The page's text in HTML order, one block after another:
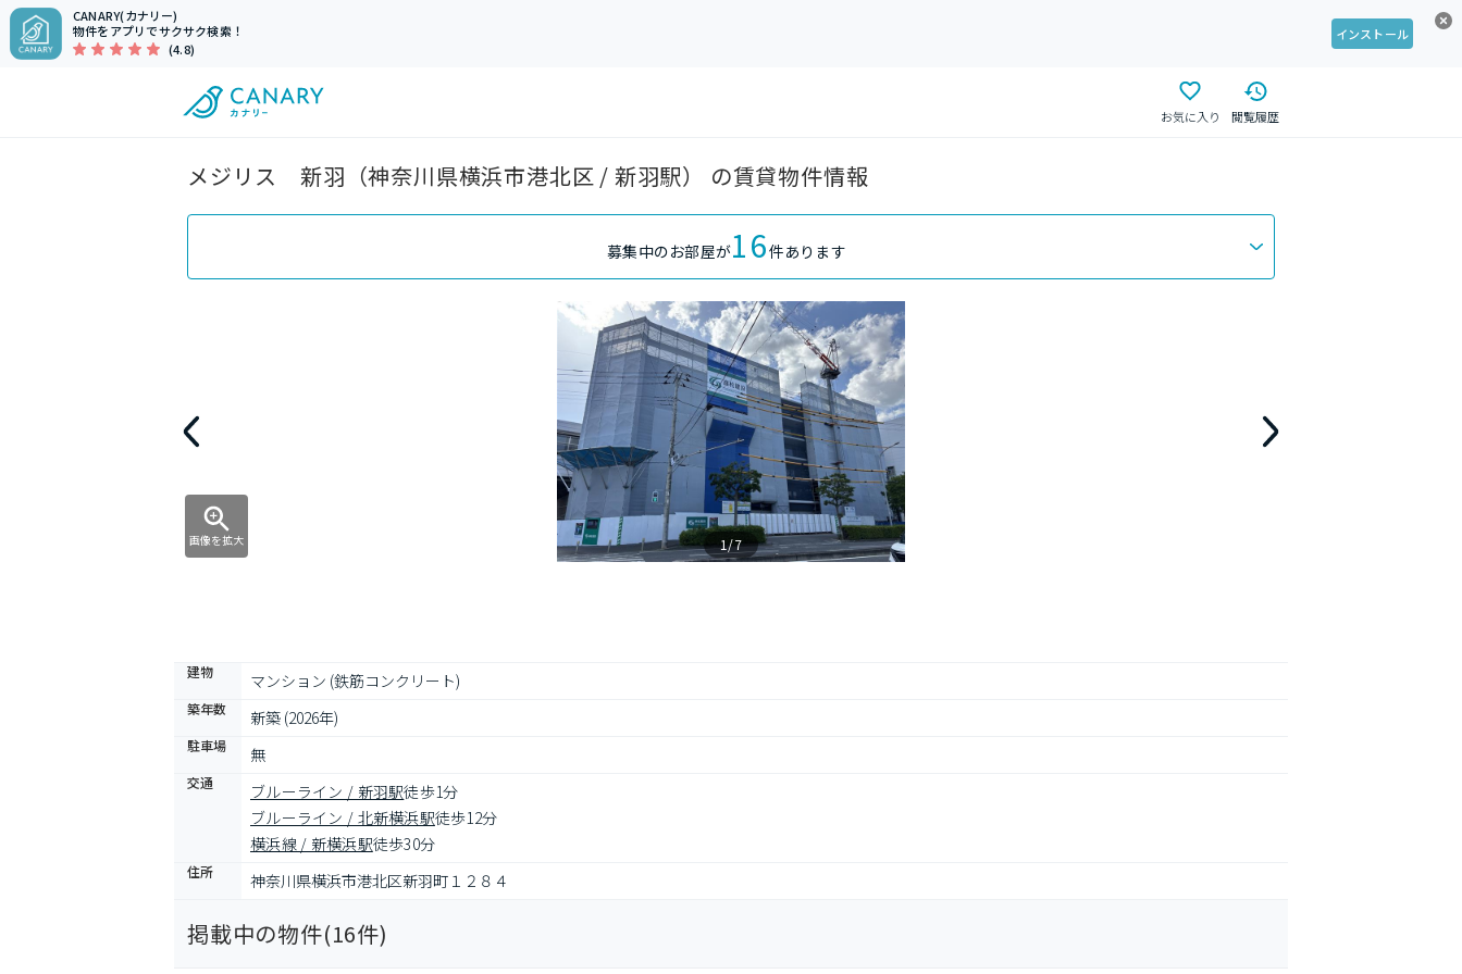
CANARY(カナリー)
物件をアプリでサクサク検索！
(4.8)
インストール
お気に入り 閲覧履歴
メジリス 新羽（神奈川県横浜市港北区 / 新羽駅） の賃貸物件情報
募集中のお部屋が16件あります
画像を拡大 1/7
建物 マンション (鉄筋コンクリート)
築年数 新築 (2026年)
駐車場 無
交通 ブルーライン / 新羽駅徒歩1分
ブルーライン / 北新横浜駅徒歩12分
横浜線 / 新横浜駅徒歩30分
住所 神奈川県横浜市港北区新羽町１２８４
掲載中の物件(16件)